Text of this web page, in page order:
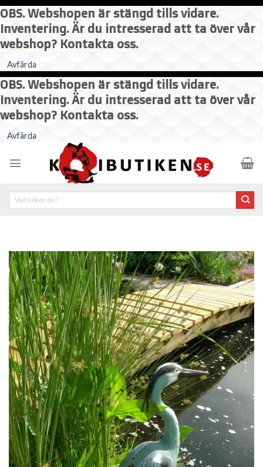
OBS. Webshopen är stängd tills vidare.
Inventering. Är du intresserad att ta över vår
webshop? Kontakta oss.
Avfärda
OBS. Webshopen är stängd tills vidare.
Inventering. Är du intresserad att ta över vår
webshop? Kontakta oss.
Avfärda
content